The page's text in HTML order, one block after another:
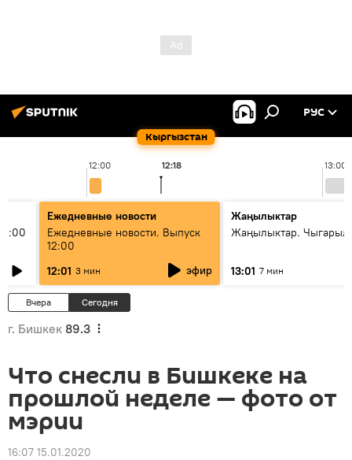
Кыргызстан
РУС
12:00 13:00
12:18
Ежедневные новости
Ежедневные новости. Выпуск
12:00
12:01 3 мин эфир
Жаңылыктар
Жаңылыктар.
13:01 7 мин
Вчера Сегодня
г. Бишкек 89.3
Что снесли в Бишкеке на
прошлой неделе — фото от
мэрии
16:07 15.01.2020